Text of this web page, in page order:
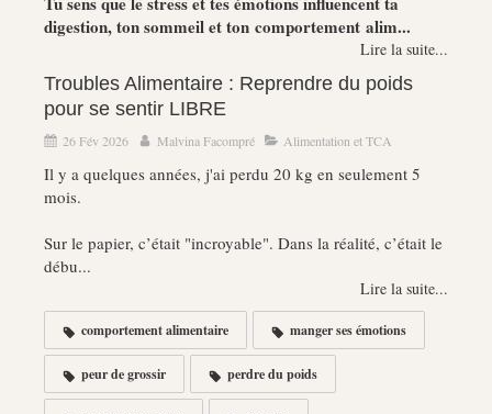
digestion, ton sommeil et ton comportement alim...
Lire la suite...
Troubles Alimentaire : Reprendre du poids
pour se sentir LIBRE
26 Fév 2026 Malvina Facompré Alimentation et TCA
Il y a quelques années, j'ai perdu 20 kg en seulement 5
mois.
Sur le papier, c’était "incroyable". Dans la réalité, c’était le
débu...
Lire la suite...
comportement alimentaire manger ses émotions
peur de grossir perdre du poids